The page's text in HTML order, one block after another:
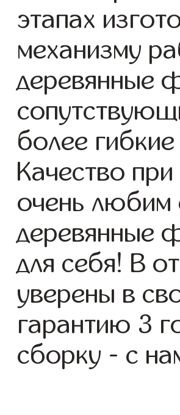
этапах
механизму
деревянные
более
Качество
очень любим
деревянные
для себя! В
уверены в
гарантию 3
сборку - с